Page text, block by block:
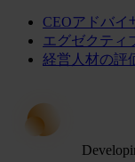
CEOアドバイ
エグゼクティ
経営人材の評